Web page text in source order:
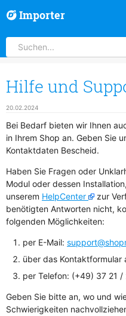
Importer
Hilfe und
20.02.2024
Bei Bedarf bieten wir Ihnen
in Ihrem Shop an. Geben Sie
Kontaktdaten Bescheid.
Haben Sie Fragen oder
Modul oder dessen
unserem HelpCenter
zur
benötigten Antworten nicht,
folgenden Möglichkeiten:
per E-Mail:
über das Kontaktformular
per Telefon: (+49) 37 21
Geben Sie bitte an, wo und
Schwierigkeiten